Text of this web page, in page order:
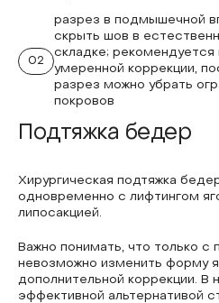
02
разрез в подмышечной
скрыть шов в
складке;
умеренной коррекции,
разрез можно убрать
покровов
Подтяжка бедер
Хирургическая подтяжка
одновременно с лифтингом
липосакцией.
Важно понимать, что только
невозможно изменить форму
дополнительной коррекции. В
эффективной альтернативой